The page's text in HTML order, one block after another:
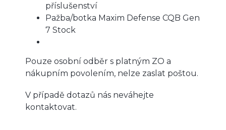
příslušenství
Pažba/botka Maxim Defense CQB Gen
7 Stock
Pouze osobní odběr s platným ZO a
nákupním povolením, nelze zaslat poštou.
V případě dotazů nás neváhejte
kontaktovat.